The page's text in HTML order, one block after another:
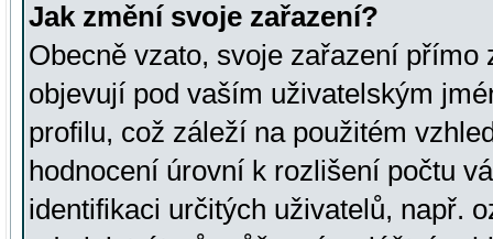
Jak změní svoje zařazení?
Obecně vzato, svoje zařazení přímo
objevují pod vaším uživatelským
profilu, což záleží na použitém
hodnocení úrovní k rozlišení počtu
identifikaci určitých uživatelů, např.